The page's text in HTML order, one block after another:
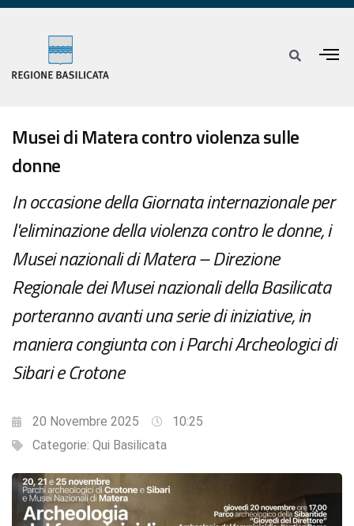
Musei di Matera contro violenza sulle
donne
In occasione della Giornata internazionale per
l'eliminazione della violenza contro le donne, i
Musei nazionali di Matera – Direzione
Regionale dei Musei nazionali della Basilicata
porteranno avanti una serie di iniziative, in
maniera congiunta con i Parchi Archeologici di
Sibari e Crotone
20 Novembre 2025
10:25
Categorie: Qui Basilicata